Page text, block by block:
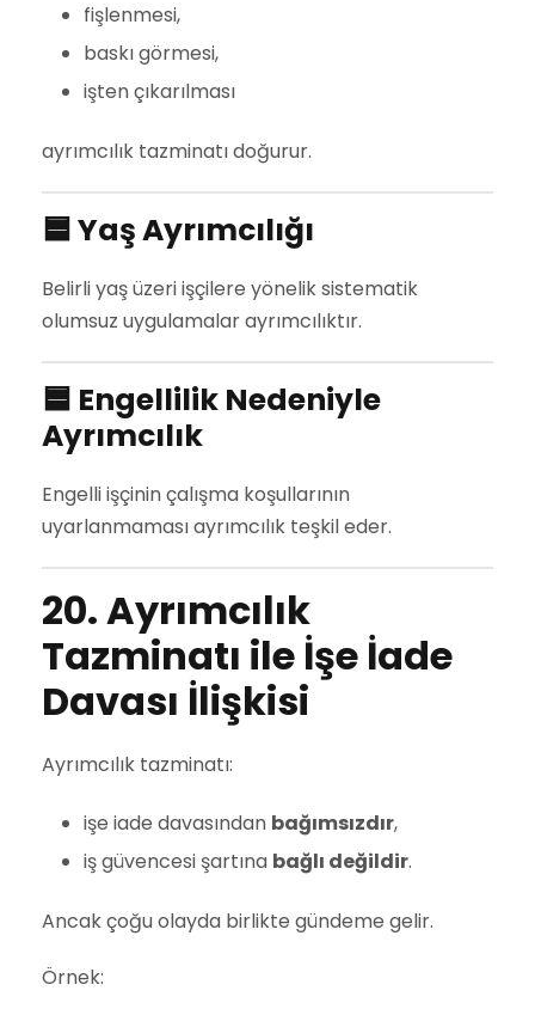
fişlenmesi,
baskı görmesi,
işten çıkarılması
ayrımcılık tazminatı doğurur.
🟦Yaş Ayrımcılığı
Belirli yaş üzeri işçilere yönelik sistematik
olumsuz uygulamalar ayrımcılıktır.
🟦 Engellilik Nedeniyle
Ayrımcılık
Engelli işçinin çalışma koşullarının
uyarlanmaması ayrımcılık teşkil eder.
20. Ayrımcılık
Tazminatı ile İşe İade
Davası İlişkisi
Ayrımcılık tazminatı:
işe iade davasından bağımsızdır,
iş güvencesi şartına bağlı değildir.
Ancak çoğu olayda birlikte gündeme gelir.
Örnek: